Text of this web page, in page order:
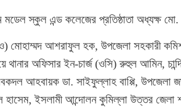
মডেল স্কুল এন্ড কলেজের প্রতিষ্ঠাতা অধ্যক্ষ
মোহাম্মদ আশরাফুল হক, উপজেলা সহকারী
থানার অফিসার ইন-চার্জ (ওসি) রুহুল আমিন,
আহবায়ক ডা. সাইফুল্লাহ বাপ্পি, উপজেলা
ইসলামী আন্দোলন কুমিল্লা উত্তর জেলা